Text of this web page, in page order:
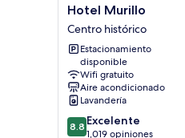
Hotel
Murillo
Centro
histórico
Hotel Murillo
Centro histórico
Estacionamiento
disponible
Wifi gratuito
Aire acondicionado
Lavandería
8.8
de
8.8 Excelente
1,019 opiniones